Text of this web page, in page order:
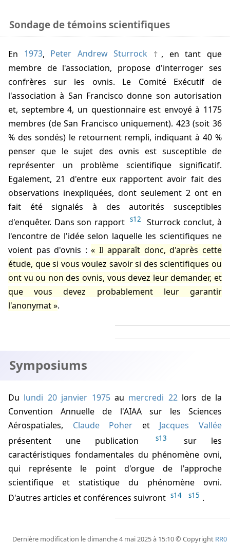
Sondage de témoins scientifiques
En 1973, Peter Andrew Sturrock
, en tant que
membre de l'association, propose d'interroger ses
confrères sur les ovnis. Le Comité Exécutif de
l'association à San Francisco donne son autorisation
et, septembre 4, un questionnaire est envoyé à 1175
membres (de San Francisco uniquement). 423 (soit 36
% des sondés) le retournent rempli, indiquant à 40 %
penser que le sujet des ovnis est susceptible de
représenter un problème scientifique significatif.
Egalement, 21 d'entre eux rapportent avoir fait des
observations inexpliquées, dont seulement 2 ont en
fait été signalés à des autorités susceptibles
d'enquêter. Dans son rapport s12
Sturrock conclut, à
l'encontre de l'idée selon laquelle les scientifiques ne
voient pas d'ovnis :
Il apparaît donc, d'après cette
étude, que si vous voulez savoir si des scientifiques ou
ont vu ou non des ovnis, vous devez leur demander, et
que vous devez probablement leur garantir
l'anonymat .
Symposiums
Du lundi 20 janvier 1975au mercredi 22lors de la
Convention Annuelle de l'AIAA sur les Sciences
Aérospatiales, Claude Poher et Jacques Vallée
présentent une publication
s13
sur les
caractéristiques fondamentales du phénomène ovni,
qui représente le point d'orgue de l'approche
scientifique et statistique du phénomène ovni.
D'autres articles et conférences suivront s14 s15 .
Dernière modification le dimanche 4 mai 2025 à 15:10 © Copyright RR0